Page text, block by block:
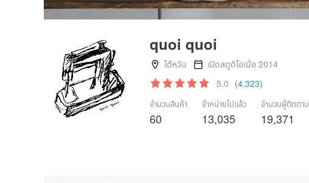
quoi quoi
ไต้หวัน
เปิดสตูดิโอเมื่อ 2014
5.0 (4,323)
จำนวนสินค้า
60
จำหน่ายไปแล้ว
13,035
จำนวนผู้ติดตาม
19,371